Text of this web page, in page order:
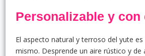
Personalizable y con
El aspecto natural y terroso del yute
mismo. Desprende un aire rústico y de